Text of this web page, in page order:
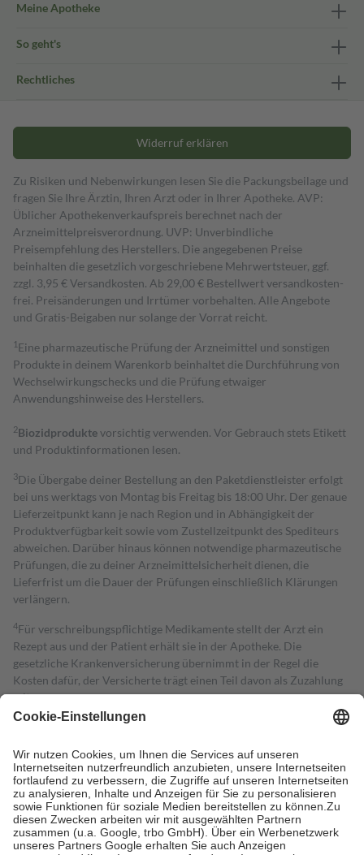
Meine Apotheke
So geht's
Rechtliches
Widerruf erklären
Zu Risiken und Nebenwirkungen lesen Sie die Packungsbeilage und
fragen Sie Ihre Ärztin, Ihren Arzt oder in Ihrer Apotheke. AVP:
Üblicher Apothekenverkaufspreis berechnet nach der
Arzneimittelpreisverordnung. UVP: Unverbindliche
Preisempfehlung des Herstellers. Die angegebenen Preise
beinhalten die gesetzlich vorgeschriebene Mehrwertsteuer, ggf.
zzgl. 3,95 € Versandkosten. Ab 29,00 € Bestell­wert versand­kosten­
frei. Preisänderungen und Irrtümer vorbehalten. Alle Angebote
und Gratis-Beigaben nur solange der Vorrat reicht.
1 Eine pharmazeutische Prüfung der Arzneimittel und sonstigen
Produkte in deinem Warenkorb beinhaltet die Durchführung von
Wechselwirkungschecks und die Prüfung etwaiger
Anwendungshinweise des Herstellers.
2Biozidproduktevorsichtig verwenden. Vor Gebrauch stets Etikett
und Produktinformationen lesen.
3Die Übergabe deiner Bestellung an den Paketdienstleister erfolgt
bei uns werktags von Montag bis Freitag bis 18:00 Uhr. Der genaue
Lieferzeitpunkt kann je nach Region und in Abhängigkeit der
Produktverfügbarkeit sowie vom Zustellzeitpunkt des Spediteurs
abweichen. Darüber hinaus können notwendige pharmazeutische
Prüfungen, die zu deiner Arzneimittelsicherheit dienen, die
Lieferfrist um die Dauer der Prüfungen einschließlich Klärungen
verlängern.
4Für verschreibungspflichtige Medikamente stellt der Arzt ein
Rezept aus und der Patient erhält sie in der Apotheke. Die
gesetzliche Krankenversicherung übernimmt in der Regel die
Kosten dafür, der Versicherte trägt einen Teil davon als Zuzahlung
mit.
Grundsätzlich leisten Mitglieder Zuzahlungen in Höhe von zehn
höchstens zehn Euro.
Es sind jedoch nie mehr als die tatsächlichen
Kosten der Leistung zu entrichten.
Diese Regeln gelten grundsätzlich auch für Online-Apotheken.
Bei Heilmitteln und häuslicher Krankenpflege beträgt die
Zuzahlung zehn Prozent der Kosten sowie zehn Euro je
Verordnung.
Um das Engagement der Versicherten für ihre eigene Gesundheit zu